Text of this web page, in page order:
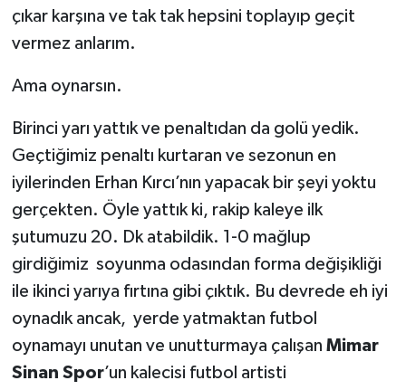
çıkar karşına ve tak tak hepsini toplayıp geçit
vermez anlarım.
Ama oynarsın.
Birinci yarı yattık ve penaltıdan da golü yedik.
Geçtiğimiz penaltı kurtaran ve sezonun en
iyilerinden Erhan Kırcı’nın yapacak bir şeyi yoktu
gerçekten. Öyle yattık ki, rakip kaleye ilk
şutumuzu 20. Dk atabildik. 1-0 mağlup
girdiğimiz soyunma odasından forma değişikliği
ile ikinci yarıya fırtına gibi çıktık. Bu devrede eh iyi
oynadık ancak, yerde yatmaktan futbol
oynamayı unutan ve unutturmaya çalışan Mimar
Sinan Spor’un kalecisi futbol artisti